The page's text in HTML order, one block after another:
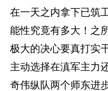
在一天之内拿下已筑
能性究竟有多大！之
极大的决心要真打实
主动选择在滇军主力
奇伟纵队两个师东进